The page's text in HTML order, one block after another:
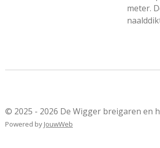
meter.
© 2025 - 2026 De Wigger breigaren en
Powered by JouwWeb